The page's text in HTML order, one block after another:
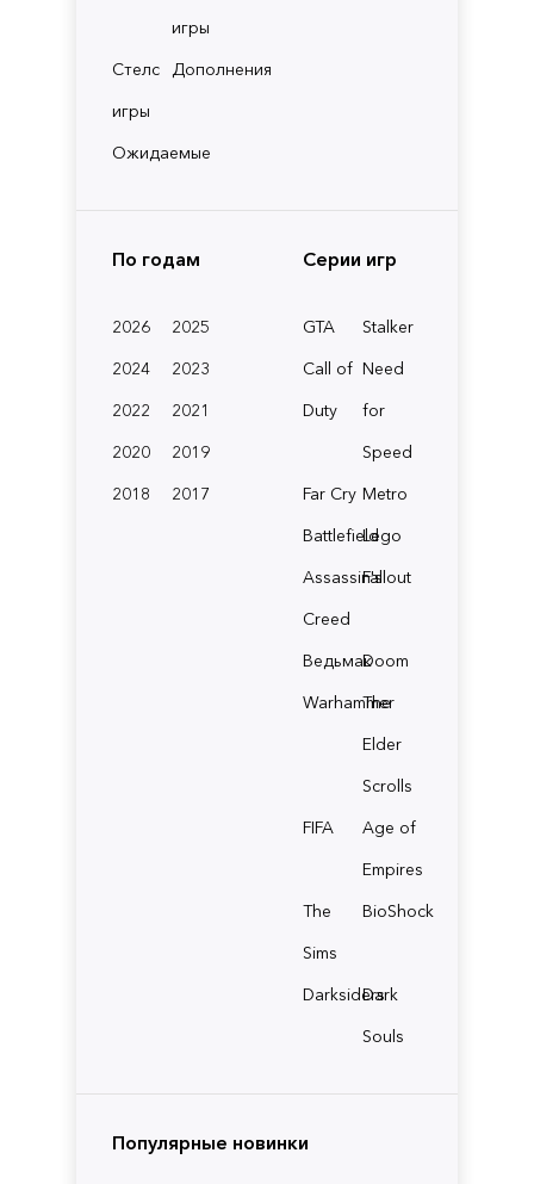
игры
Стелс
игры
Дополнения
Ожидаемые
По годам
2026
2025
2024
2023
2022
2021
2020
2019
2018
2017
Серии игр
GTA
Stalker
Call of
Duty
Need
for
Speed
Far Cry Metro
BattlefieldLego
Assassin's
Creed
Fallout
ВедьмакDoom
Warhammer
The
Elder
Scrolls
FIFA
Age of
Empires
The
Sims
BioShock
Darksiders
Dark
Souls
Популярные новинки